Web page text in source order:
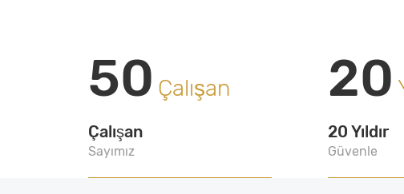
50 Çalışan
Çalışan
Sayımız
20
20 Yıldır
Güvenle